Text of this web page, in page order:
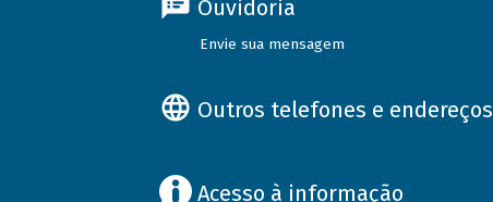
Ouvidoria
Envie sua mensagem
Outros telefones e endereços
Acesso à informação